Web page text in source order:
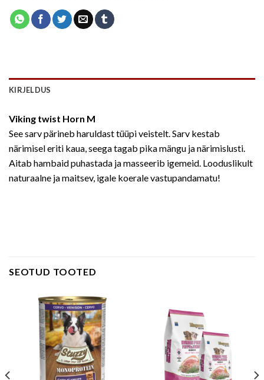
KIRJELDUS
Viking twist Horn M
See sarv pärineb haruldast tüüpi veistelt. Sarv kestab
närimisel eriti kaua, seega tagab pika mängu ja närimislusti.
Aitab hambaid puhastada ja masseerib igemeid. Looduslikult
naturaalne ja maitsev, igale koerale vastupandamatu!
SEOTUD TOOTED